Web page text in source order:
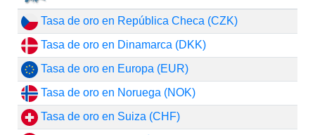
Tasa de oro en República Checa (CZK)
Tasa de oro en Dinamarca (DKK)
Tasa de oro en Europa (EUR)
Tasa de oro en Noruega (NOK)
Tasa de oro en Suiza (CHF)